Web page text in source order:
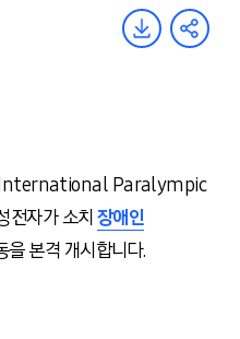
International Paralympic
자가 소치 장애인
을 본격 개시합니다.